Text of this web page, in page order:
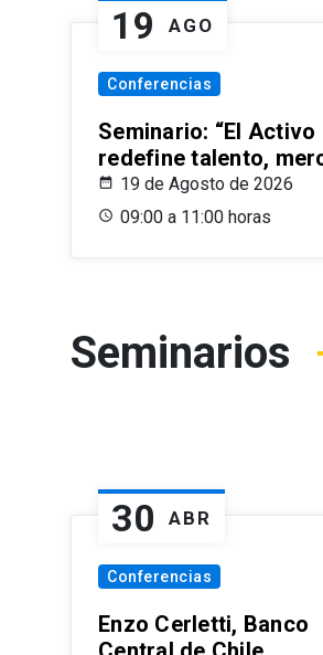
19 AGO
Conferencias
Seminario: “El
redefine talento,
19 de Agosto de 2026
09:00 a 11:00 horas
Seminarios
30 ABR
Conferencias
Enzo Cerletti, Banco